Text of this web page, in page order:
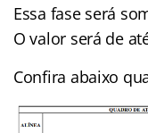
Essa fase será
O valor será de
Confira abaixo